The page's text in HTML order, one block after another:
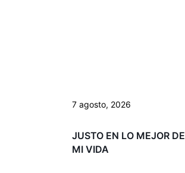
7 agosto, 2026
JUSTO EN LO MEJOR DE
MI VIDA